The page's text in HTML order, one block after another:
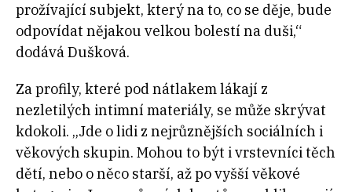
prožívající subjekt, který na to, co se děje, bude
odpovídat nějakou velkou bolestí na duši,“
dodává Dušková.
Za profily, které pod nátlakem lákají z
nezletilých intimní materiály, se může skrývat
kdokoli. „Jde o lidi z nejrůznějších sociálních i
věkových skupin. Mohou to být i vrstevníci těch
dětí, nebo o něco starší, až po vyšší věkové